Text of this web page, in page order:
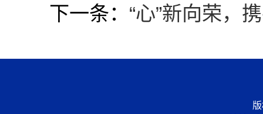
下一条： “心”新向荣，